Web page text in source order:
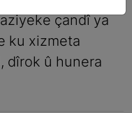
çandî ya
ku xizmeta
dîrok û hunera